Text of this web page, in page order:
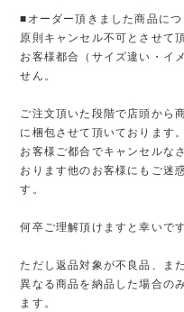
■オーダー頂きました商品につ
原則キャンセル不可とさせて
お客様都合（サイズ違い・イ
せん。
ご注文頂いた段階で店頭から
に梱包させて頂いております。
お客様ご都合でキャンセルな
おります他のお客様にもご迷
す。
何卒ご理解頂けますと幸いです
ただし返品対象が不良品、ま
異なる商品を納品した場合の
ます。